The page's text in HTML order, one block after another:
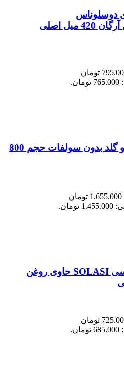
دوسلوناس
قیمت اصلی: 795.000 تومان
شامپو پروتئین برزیلی پولو گلد بدون سولفات حجم 800
قیمت اصلی: 1.655.000 تومان
شامپو ترمیم کننده سولاسی SOLASI حاوی روغن
قیمت اصلی: 725.000 تومان